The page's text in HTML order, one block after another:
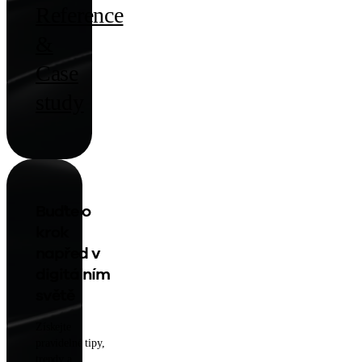
Reference
Case
Buďte o
napřed v
digitálním
pravidelné tipy,